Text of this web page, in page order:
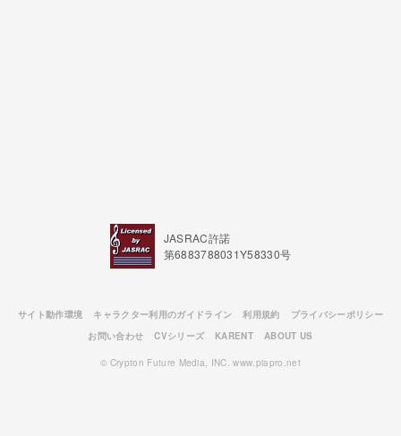
JASRAC許諾
第6883788031Y58330号
サイト動作環境 キャラクター利用のガイドライン 利用規約
プライバシーポリシー
お問い合わせ
CVシリーズ KARENT ABOUT US
© Crypton Future Media, INC. www.piapro.net